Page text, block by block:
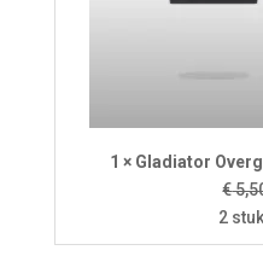
1 × Gladiator
€
2